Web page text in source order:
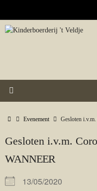
de
HomeEvenement Gesloten
Gesloten i.v.m.
WANNEER
13/05/2020